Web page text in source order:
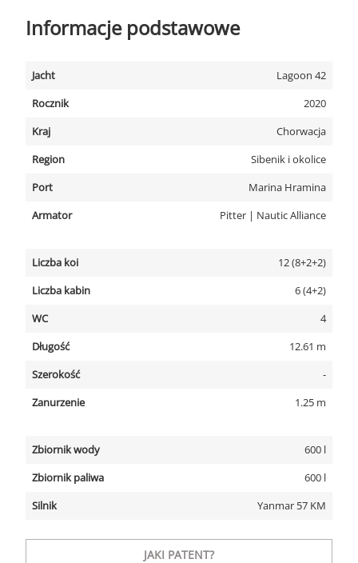
Informacje podstawowe
Jacht
Lagoon 42
Rocznik
2020
Kraj
Chorwacja
Region
Sibenik i okolice
Port
Marina Hramina
Armator
Pitter | Nautic Alliance
Liczba koi
12 (8+2+2)
Liczba kabin
6 (4+2)
WC
4
Długość
12.61 m
Szerokość
-
Zanurzenie
1.25 m
Zbiornik wody
600 l
Zbiornik paliwa
600 l
Silnik
Yanmar 57 KM
JAKI PATENT?